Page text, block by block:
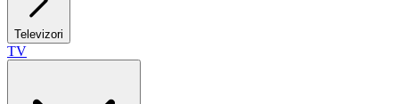
Televizori
TV